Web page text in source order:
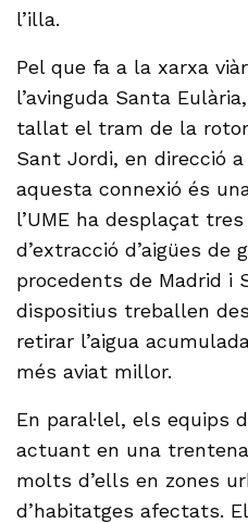
l’illa.
Pel que fa a la xarxa
l’avinguda Santa
tallat el tram de la
Sant Jordi, en direcció a
aquesta connexió és
l’UME ha desplaçat
d’extracció d’aigües de
procedents de Madrid i
dispositius treballen
retirar l’aigua
més aviat millor.
En paral·lel, els equips
actuant en una
molts d’ells en zones
d’habitatges afectats.